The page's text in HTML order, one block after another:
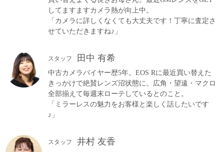
してますますカメラ熱が向上中。
「カメラに詳しくなくても大丈夫です！丁寧に査定さ
せていただきますね♪」
スタッフ 田中 有希
中古カメラバイヤー歴5年。EOS Rに最近買い替えた
きっかけで絶賛レンズ沼状態に。広角・望遠・マクロ
全部揃えて毎週末ローテしているとのこと。
「ミラーレスの魅力をお客様と楽しく話したいです
♪」
スタッフ 井村 友香